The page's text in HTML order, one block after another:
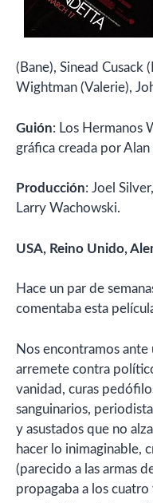
(Bane), Sinead Cusack
Wightman (Valerie),
Guión: Los Hermanos
gráfica creada por
Producción: Joel
Larry Wachowski.
USA, Reino Unido,
Hace un par de
comentaba esta
Nos encontramos
arremete contra
vanidad, curas
sanguinarios,
y asustados que no
hacer lo inimaginable,
(parecido a las armas
propagaba a los